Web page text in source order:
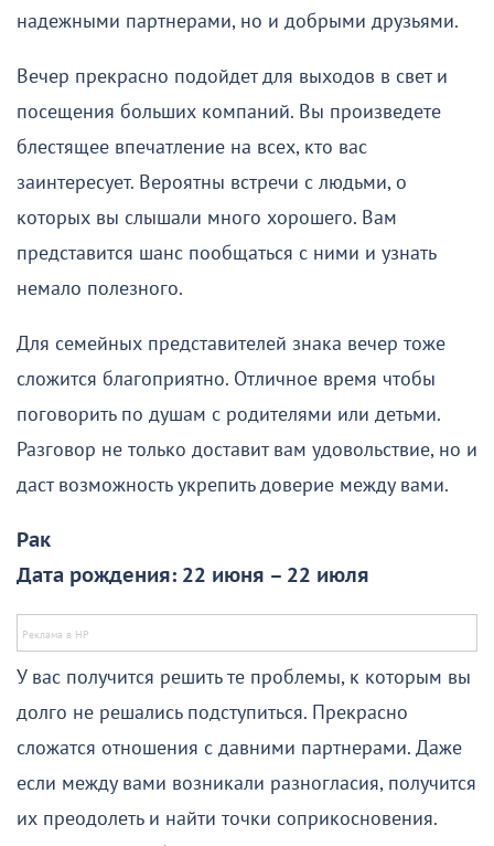
надежными партнерами, но и добрыми друзьями.
Вечер прекрасно подойдет для выходов в свет и
посещения больших компаний. Вы произведете
блестящее впечатление на всех, кто вас
заинтересует. Вероятны встречи с людьми, о
которых вы слышали много хорошего. Вам
представится шанс пообщаться с ними и узнать
немало полезного.
Для семейных представителей знака вечер тоже
сложится благоприятно. Отличное время чтобы
поговорить по душам с родителями или детьми.
Разговор не только доставит вам удовольствие, но и
даст возможность укрепить доверие между вами.
Рак
Дата рождения: 22 июня – 22 июля
У вас получится решить те проблемы, к которым вы
долго не решались подступиться. Прекрасно
сложатся отношения с давними партнерами. Даже
если между вами возникали разногласия, получится
их преодолеть и найти точки соприкосновения.